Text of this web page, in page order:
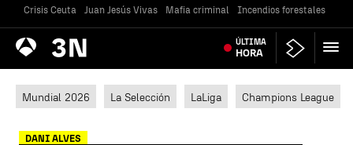
Crisis Ceuta Juan Jesús Vivas Mafia criminal Incendios forestales
Antena
3 Noticias ÚLTIMA
HORA
Mundial 2026 La Selección LaLiga Champions League
DANI ALVES